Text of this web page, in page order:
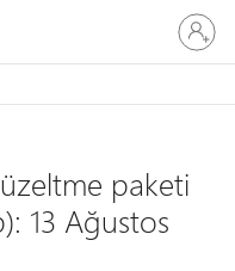
oturum
açın
paketi
13 Ağustos